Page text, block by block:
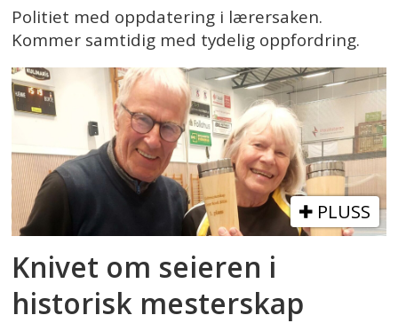
Politiet med oppdatering i lærersaken.
Kommer samtidig med tydelig oppfordring.
PLUSS
Knivet om seieren i
historisk mesterskap